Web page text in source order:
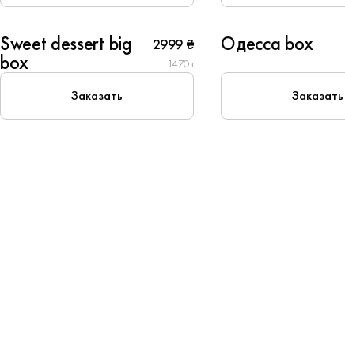
10
Sweet dessert big
box
2999 ₴
1470 г
Заказать
4
Одесса box
Заказать